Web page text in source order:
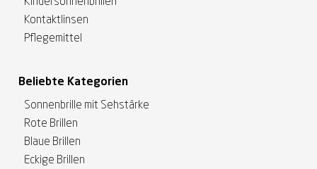
Kontaktlinsen
Pflegemittel
Beliebte Kategorien
Sonnenbrille mit Sehstärke
Rote Brillen
Blaue Brillen
Eckige Brillen